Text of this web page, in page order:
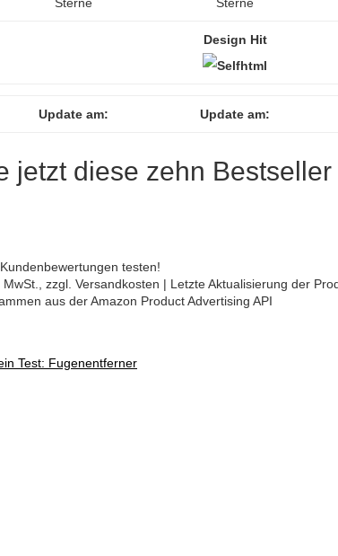
Design Hit
Update am: Update am:
jetzt diese zehn Bestseller
testen!
zzgl. Versandkosten | Letzte Aktualisierung der
aus der Amazon Product Advertising API
Test: Fugenentferner